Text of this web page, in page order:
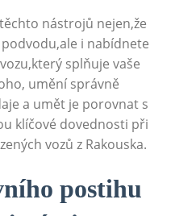
nástrojů nejen,že
i nabídnete
splňuje vaše
umění správně
a umět je porovnat s
klíčové dovednosti při
vozů z Rakouska.
postihu